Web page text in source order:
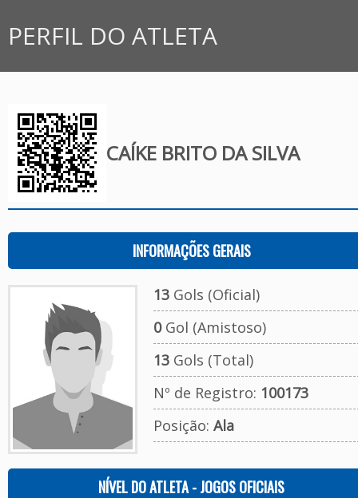
PERFIL DO ATLETA
CAÍKE BRITO DA SILVA
INFORMAÇÕES GERAIS
13Gols (Oficial)
0Gol (Amistoso)
13Gols (Total)
Nº de Registro: 100173
Posição: Ala
NÍVEL DO ATLETA - JOGOS OFICIAIS